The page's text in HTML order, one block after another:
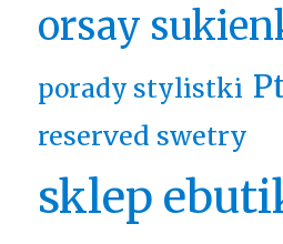
orsay
porady stylistki
reserved swetry
sklep